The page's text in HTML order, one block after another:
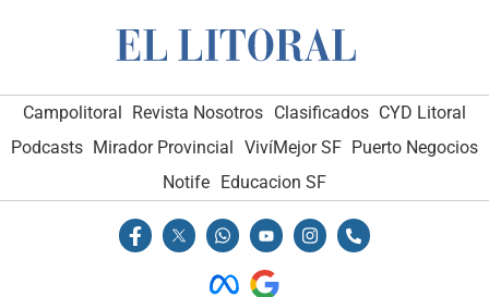
Campolitoral Revista Nosotros Clasificados CYD Litoral
Podcasts Mirador Provincial VivíMejor SF Puerto Negocios
Notife
Educacion SF